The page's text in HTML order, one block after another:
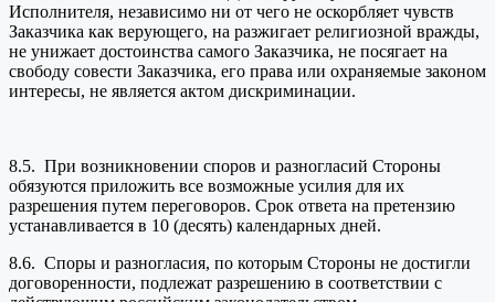
Исполнителя, независимо ни от чего не оскорбляет чувств
Заказчика как верующего, на разжигает религиозной вражды,
не унижает достоинства самого Заказчика, не посягает на
свободу совести Заказчика, его права или охраняемые законом
интересы, не является актом дискриминации.
8.5. При возникновении споров и разногласий Стороны
обязуются приложить все возможные усилия для их
разрешения путем переговоров. Срок ответа на претензию
устанавливается в 10 (десять) календарных дней.
8.6. Споры и разногласия, по которым Стороны не достигли
договоренности, подлежат разрешению в соответствии с